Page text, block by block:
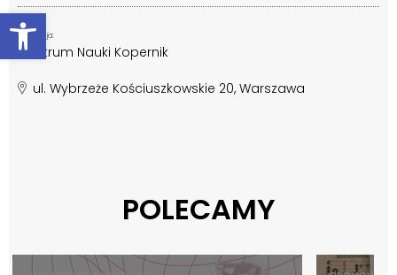
Otwórz pasek narzędzi
Lokalizacja:
Centrum Nauki Kopernik
ul. Wybrzeże Kościuszkowskie 20, Warszawa
POLECAMY